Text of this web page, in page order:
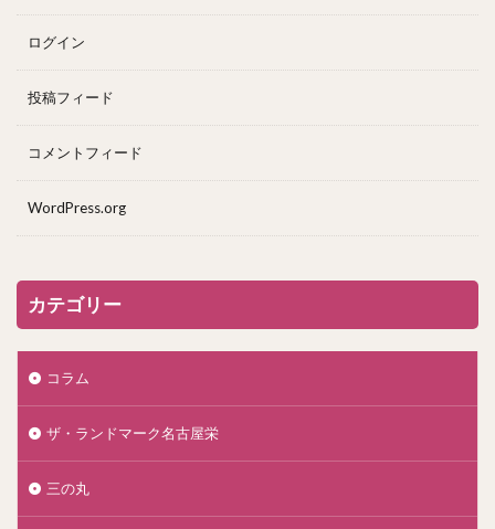
ログイン
投稿フィード
コメントフィード
WordPress.org
カテゴリー
コラム
ザ・ランドマーク名古屋栄
三の丸